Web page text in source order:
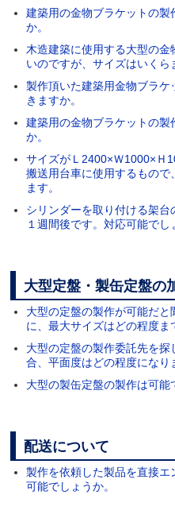
建築用の金物ブラケットの
か。
木造建築に使用する大型の
いのですが、サイズはいくら
製作頂いた建築用金物ブラ
きますか。
建築用の金物ブラケットの
か。
サイズがＬ2400×Ｗ1000×Ｈ
搬送用台車に使用するもので
ます。
シリンダーを取り付ける架
１週間後です。対応可能でし
大型定盤・製缶定盤の
大型の定盤の製作が可能だ
に、最大サイズはどの程度ま
大型の定盤の製作委託先を
合、平面度はどの程度になり
大型の製缶定盤の製作は可能
配送について
製作を依頼した製品を直接
可能でしょうか。